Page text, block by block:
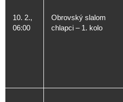
10. 2.,
06:00
Obrovský slalom
chlapci – 1. kolo